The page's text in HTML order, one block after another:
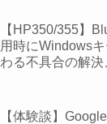
【HP350/355】
用時にWindows
わる不具合の解決
【体験談】